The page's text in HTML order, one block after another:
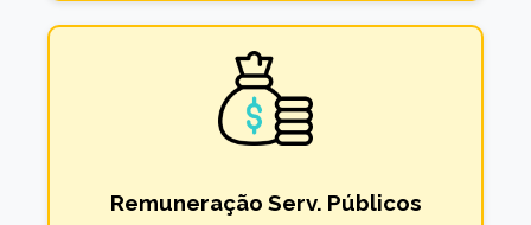
Remuneração Serv. Públicos